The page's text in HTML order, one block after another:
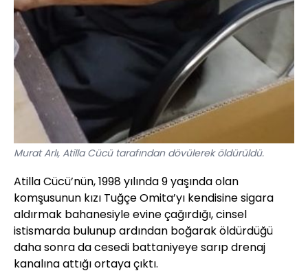
Murat Arlı, Atilla Cücü tarafından dövülerek öldürüldü.
Atilla Cücü’nün, 1998 yılında 9 yaşında olan
komşusunun kızı Tuğçe Omita’yı kendisine sigara
aldırmak bahanesiyle evine çağırdığı, cinsel
istismarda bulunup ardından boğarak öldürdüğü
daha sonra da cesedi battaniyeye sarıp drenaj
kanalına attığı ortaya çıktı.